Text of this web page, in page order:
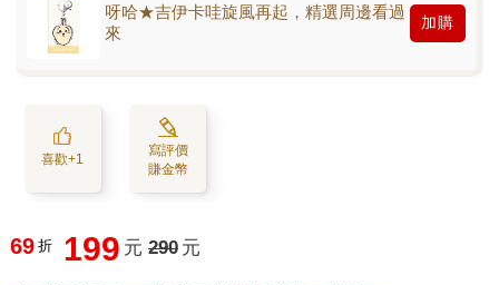
呀哈★吉伊卡哇旋風再起，精選周邊看過
來
加購
喜歡+1
寫評價
賺金幣
69 折 199 元 290 元